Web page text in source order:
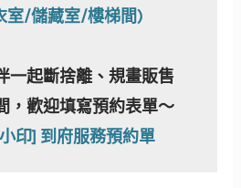
室/儲藏室/樓梯間)
一起斷捨離、規畫販售
，歡迎填寫預約表單～
印] 到府服務預約單